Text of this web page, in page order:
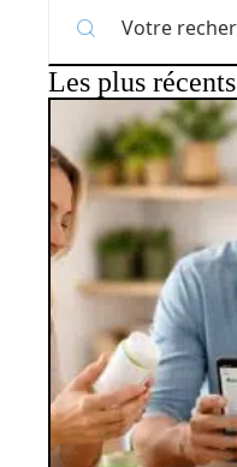
Les plus récents